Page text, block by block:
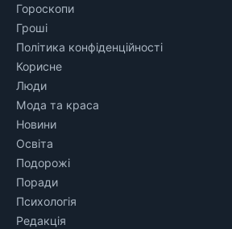
Гороскопи
Гроші
Політика конфіденційності
Корисне
Люди
Мода та краса
Новини
Освіта
Подорожі
Поради
Психологія
Редакція